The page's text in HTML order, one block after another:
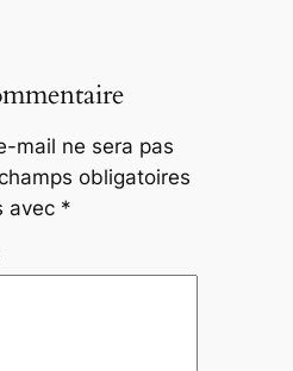
mail ne sera pas
obligatoires
avec *